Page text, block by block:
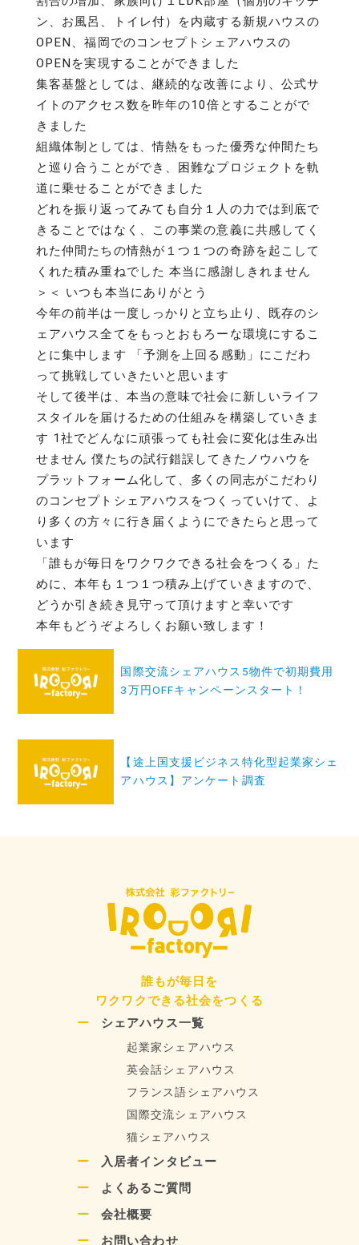
ン、お風呂、トイレ付）を内蔵する新規ハウスの
OPEN、福岡でのコンセプトシェアハウスの
OPENを実現することができました
集客基盤としては、継続的な改善により、公式サ
イトのアクセス数を昨年の10倍とすることがで
きました
組織体制としては、情熱をもった優秀な仲間たち
と巡り合うことができ、困難なプロジェクトを軌
道に乗せることができました
どれを振り返ってみても自分１人の力では到底で
きることではなく、この事業の意義に共感してく
れた仲間たちの情熱が１つ１つの奇跡を起こして
くれた積み重ねでした 本当に感謝しきれません
＞＜ いつも本当にありがとう
今年の前半は一度しっかりと立ち止り、既存のシ
ェアハウス全てをもっとおもろーな環境にするこ
とに集中します 「予測を上回る感動」にこだわ
って挑戦していきたいと思います
そして後半は、本当の意味で社会に新しいライフ
スタイルを届けるための仕組みを構築していきま
す 1社でどんなに頑張っても社会に変化は生み出
せません 僕たちの試行錯誤してきたノウハウを
プラットフォーム化して、多くの同志がこだわり
のコンセプトシェアハウスをつくっていけて、よ
り多くの方々に行き届くようにできたらと思って
います
「誰もが毎日をワクワクできる社会をつくる」た
めに、本年も１つ１つ積み上げていきますので、
どうか引き続き見守って頂けますと幸いです
本年もどうぞよろしくお願い致します！
投
シ
国際交流シェアハウス5物件で初期費用
3万円OFFキャンペーンスタート！
【途上国支援ビジネス特化型起業家シェ
アハウス】アンケート調査
誰もが毎日を
ワクワクできる社会をつくる
シェアハウス一覧
起業家シェアハウス
英会話シェアハウス
フランス語シェアハウス
国際交流シェアハウス
猫シェアハウス
入居者インタビュー
よくあるご質問
会社概要
お問い合わせ